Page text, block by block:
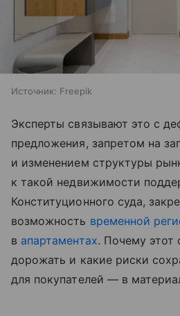
Источник: Freepik
Эксперты связывают это с
предложения, запретом на
и изменением структуры
к такой недвижимости
Конституционного суда,
возможность временной
в апартаментах. Почему этот
дорожать и какие риски
для покупателей — в